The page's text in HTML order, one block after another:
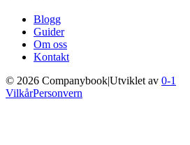
Blogg
Guider
Om oss
Kontakt
© 2026 Companybook|Utviklet av 0-1
VilkårPersonvern